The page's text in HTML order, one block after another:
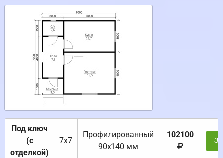
Под ключ
(с
отделкой)
7х7
Профилированный
90х140 мм
102100